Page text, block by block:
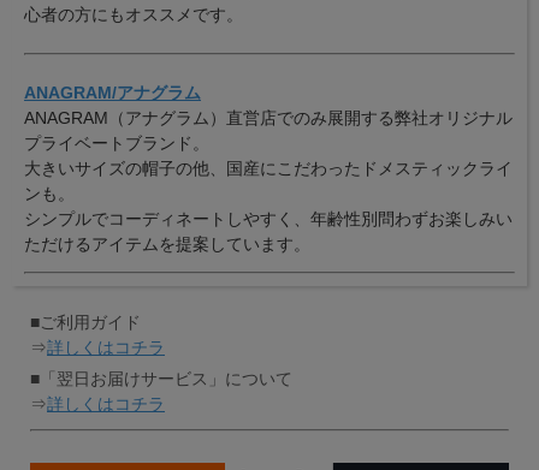
心者の方にもオススメです。
ANAGRAM/アナグラム
ANAGRAM（アナグラム）直営店でのみ展開する弊社オリジナル
プライベートブランド。
大きいサイズの帽子の他、国産にこだわったドメスティックライ
ンも。
シンプルでコーディネートしやすく、年齢性別問わずお楽しみい
ただけるアイテムを提案しています。
■ご利用ガイド
⇒詳しくはコチラ
■「翌日お届けサービス」について
⇒詳しくはコチラ